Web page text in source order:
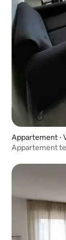
Appartement ⋅
Appartement